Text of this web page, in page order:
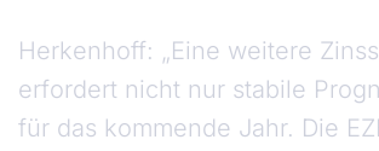
Herkenhoff: „Eine weitere
erfordert nicht nur stabile
für das kommende Jahr. Die